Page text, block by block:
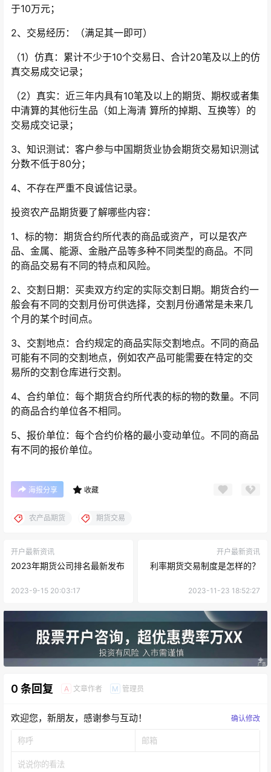
于10万元；
2、交易经历：（满足其一即可）
（1）仿真：累计不少于10个交易日、合计20笔及以上的仿
真交易成交记录；
（2）真实：近三年内具有10笔及以上的期货、期权或者集
中清算的其他衍生品（如上海清 算所的掉期、互换等）的
交易成交记录；
3、知识测试：客户参与中国期货业协会期货交易知识测试
分数不低于80分；
4、不存在严重不良诚信记录。
投资农产品期货要了解哪些内容：
1、标的物：期货合约所代表的商品或资产，可以是农产
品、金属、能源、金融产品等多种不同类型的商品。不同
的商品交易有不同的特点和风险。
2、交割日期：买卖双方约定的实际交割日期。期货合约一
般会有不同的交割月份可供选择，交割月份通常是未来几
个月的某个时间点。
3、交割地点：合约规定的商品实际交割地点。不同的商品
可能有不同的交割地点，例如农产品可能需要在特定的交
易所的交割仓库进行交割。
4、合约单位：每个期货合约所代表的标的物的数量。不同
的商品合约单位各不相同。
5、报价单位：每个合约价格的最小变动单位。不同的商品
有不同的报价单位。
海报分享 收藏
农产品期货 期货交易
开户最新资讯
2023年期货公司排名最新发布
2023-9-15 20:03:17
开户最新资讯
利率期货交易制度是怎样的？
2023-11-23 18:52:27
0 条回复 A 文章作者 M 管理员
欢迎您，新朋友，感谢参与互动！ 确认修改